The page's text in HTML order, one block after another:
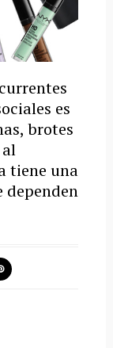
es
brotes
tiene una
dependen